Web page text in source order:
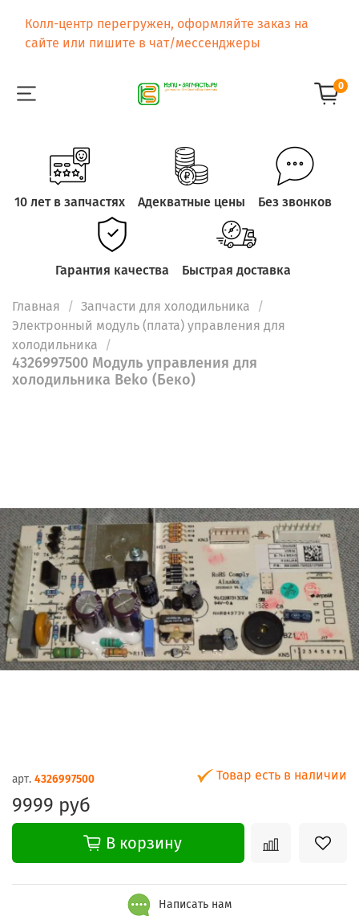
Колл-центр перегружен, оформляйте заказ на
сайте или пишите в чат/мессенджеры
0
10 лет в запчастях Адекватные цены Без звонков
Гарантия качества Быстрая доставка
Главная
Запчасти для холодильника
Электронный модуль (плата) управления для
холодильника
4326997500 Модуль управления для
холодильника Beko (Беко)
арт. 4326997500 Товар есть в наличии
9999 руб
В корзину
Написать нам